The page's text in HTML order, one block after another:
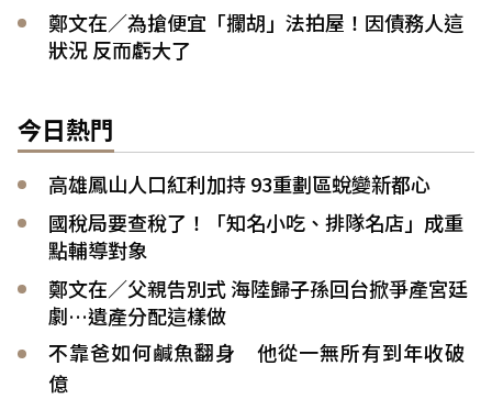
鄭文在／為搶便宜「攔胡」法拍屋！因債務人這
狀況 反而虧大了
今日熱門
高雄鳳山人口紅利加持 93重劃區蛻變新都心
國稅局要查稅了！「知名小吃、排隊名店」成重
點輔導對象
鄭文在／父親告別式 海陸歸子孫回台掀爭產宮廷
劇…遺產分配這樣做
不靠爸如何鹹魚翻身 他從一無所有到年收破
億